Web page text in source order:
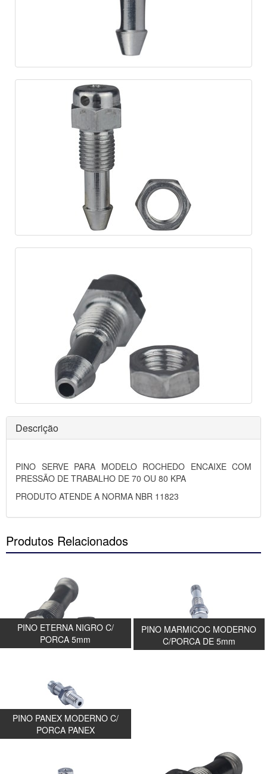
Descrição
PINO SERVE PARA MODELO ROCHEDO ENCAIXE COM
PRESSÃO DE TRABALHO DE 70 OU 80 KPA
PRODUTO ATENDE A NORMA NBR 11823
Produtos Relacionados
PINO ETERNA NIGRO C/
PORCA 5mm
PINO ROCHEDO C/ PORCA DE
5mm
PINO PANEX MODERNO C/
PORCA PANEX
PINO MARMICOC MODERNO
C/PORCA DE 5mm